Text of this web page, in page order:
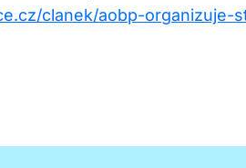
clanek/aobp-organizuje-